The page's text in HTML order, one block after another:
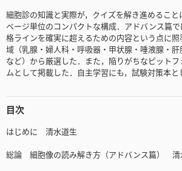
細胞診の知識と実際が，クイズを解き進めるこ
ページ単位のコンパクトな構成．アドバンス篇
格ラインを確実に超えるための内容という点に
域（乳腺・婦人科・呼吸器・甲状腺・唾液腺・
など）から厳選した．また，陥りがちなピット
ムとして掲載した．自主学習にも，試験対策本と
目次
はじめに 清水道生
総論 細胞像の読み解き方（アドバンス篇） 清